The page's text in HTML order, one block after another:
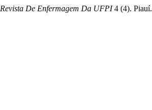
Revista De Enfermagem Da UFPI4 (4). Piauí.